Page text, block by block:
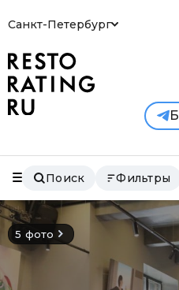
Санкт-Петербург
Поиск Фильтры
5 фото